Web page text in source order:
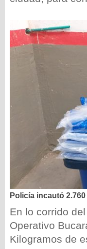
Policía incautó
En lo corrido
Operativo
Kilogramos de